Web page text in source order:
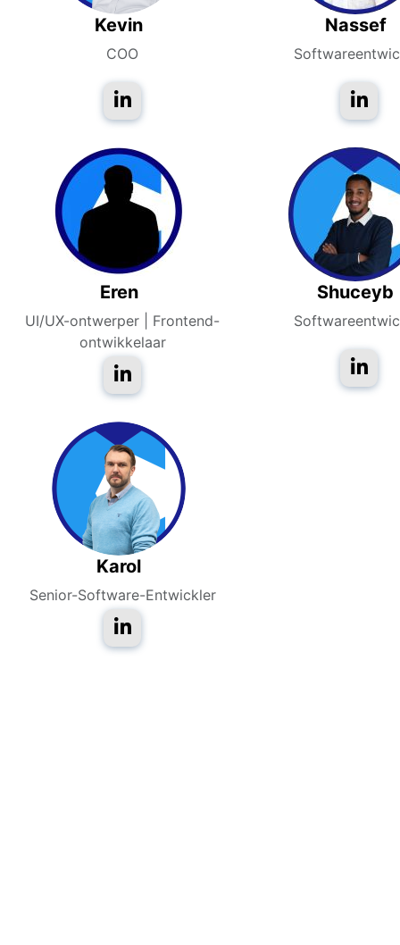
Kevin
COO
Nassef
Eren
UI/UX-ontwerper | Frontend-
ontwikkelaar
Shuceyb
Karol
Senior-Software-Entwickler